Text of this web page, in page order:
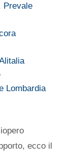
Prevale
Lombardia
ecco il